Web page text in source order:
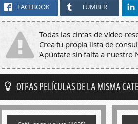
FACEBOOK TUMBLR
Todas las cintas de vídeo
Crea tu propia lista de
Apúntate sin falta a nuestro
OTRAS PELÍCULAS DE LA MISMA